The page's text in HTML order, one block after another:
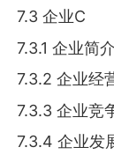
7.3 企业C
7.3.1 企业简介
7.3.2 企业经
7.3.3 企业竞
7.3.4 企业发